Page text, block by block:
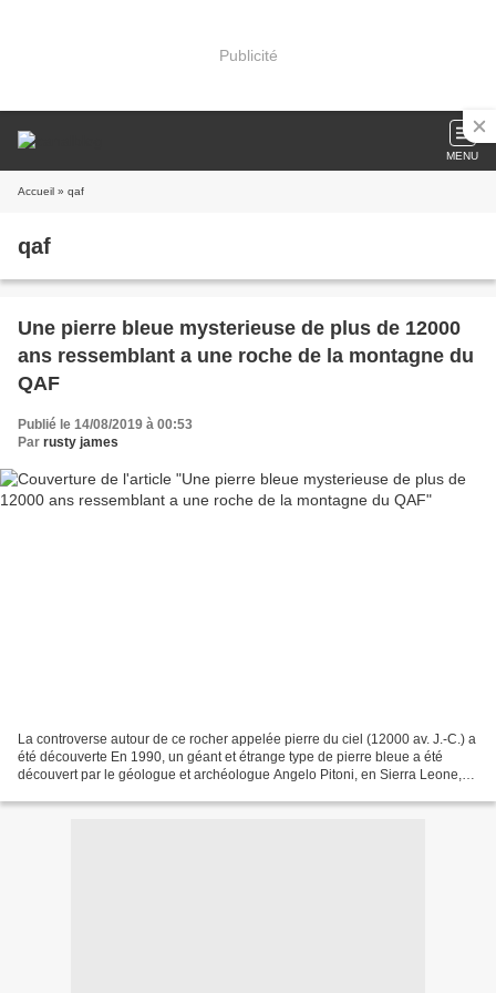
Publicité
MENU
Accueil » qaf
qaf
Une pierre bleue mysterieuse de plus de 12000
ans ressemblant a une roche de la montagne du
QAF
Publié le 14/08/2019 à 00:53
Par rusty james
La controverse autour de ce rocher appelée pierre du ciel (12000 av. J.-C.) a
été découverte En 1990, un géant et étrange type de pierre bleue a été
découvert par le géologue et archéologue Angelo Pitoni, en Sierra Leone,